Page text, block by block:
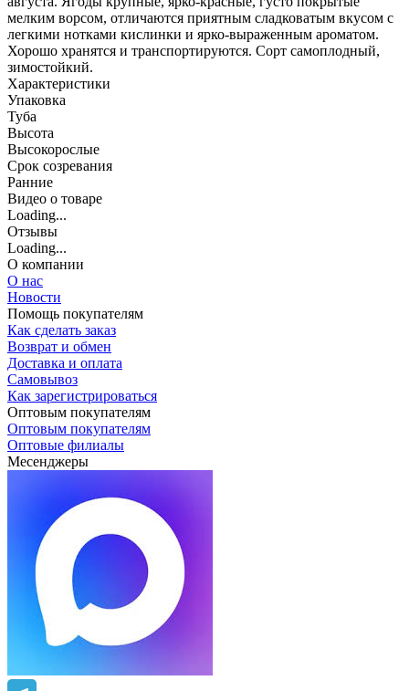
мелким ворсом, отличаются приятным сладковатым вкусом с
легкими нотками кислинки и ярко-выраженным ароматом.
Хорошо хранятся и транспортируются. Сорт самоплодный,
зимостойкий.
Характеристики
Упаковка
Туба
Высота
Высокорослые
Срок созревания
Ранние
Видео о товаре
Loading...
Отзывы
Loading...
О компании
О нас
Новости
Помощь покупателям
Как сделать заказ
Возврат и обмен
Доставка и оплата
Самовывоз
Как зарегистрироваться
Оптовым покупателям
Оптовым покупателям
Оптовые филиалы
Месенджеры